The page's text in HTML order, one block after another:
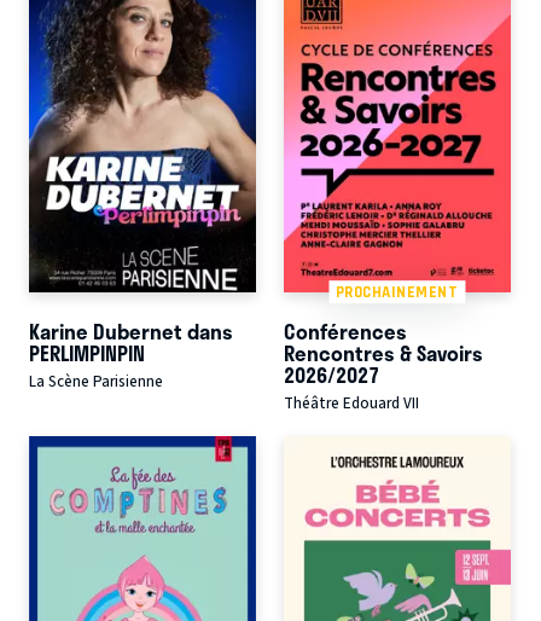
Karine Dubernet dans
PERLIMPINPIN
La Scène Parisienne
PROCHAINEMENT
Conférences
Rencontres & Savoirs
2026/2027
Théâtre Edouard VII